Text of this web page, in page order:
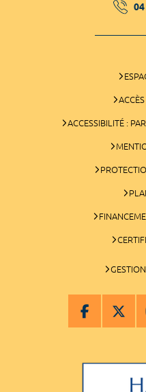
04
ACCESSIBILITÉ :